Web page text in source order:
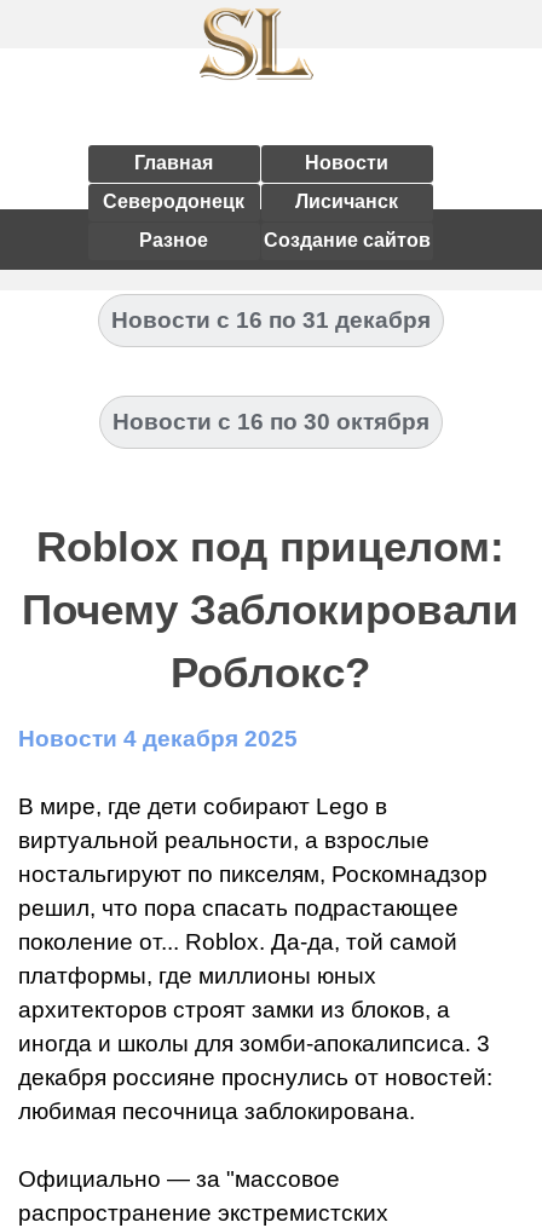
Главная
Новости
Северодонецк
Лисичанск
Разное
Создание сайтов
Новости с 16 по 31 декабря
Новости с 16 по 30 октября
Roblox под прицелом:
Почему Заблокировали
Роблокс?
Новости 4 декабря 2025
В мире, где дети собирают Lego в
виртуальной реальности, а взрослые
ностальгируют по пикселям, Роскомнадзор
решил, что пора спасать подрастающее
поколение от... Roblox. Да-да, той самой
платформы, где миллионы юных
архитекторов строят замки из блоков, а
иногда и школы для зомби-апокалипсиса. 3
декабря россияне проснулись от новостей:
любимая песочница заблокирована.
Официально — за "массовое
распространение экстремистских